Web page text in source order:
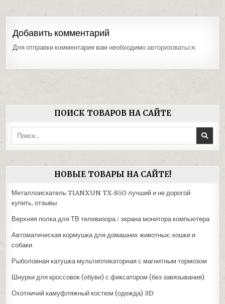
Добавить комментарий
Для отправки комментария вам необходимоавторизоваться.
ПОИСК ТОВАРОВ НА САЙТЕ
НОВЫЕ ТОВАРЫ НА САЙТЕ!
Металлоискатель TIANXUN TX-850 лучший и не дорогой
купить, отзывы
Верхняя полка для ТВ телевизора / экрана монитора компьютера
Автоматическая кормушка для домашних животных: кошки и
собаки
Рыболовная катушка мультипликаторная с магнитным тормозом
Шнурки для кроссовок (обуви) с фиксатором (без завязывания)
Охотничий камуфляжный костюм (одежда) 3D